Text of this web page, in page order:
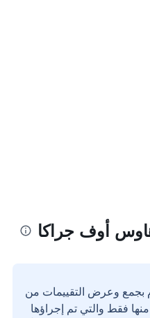
أوف جراكا
بجمع وعرض التقييمات من
فقط والتي تم إجراؤها